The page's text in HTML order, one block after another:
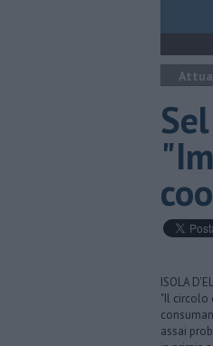
ISOLA
"Il circolo
assai